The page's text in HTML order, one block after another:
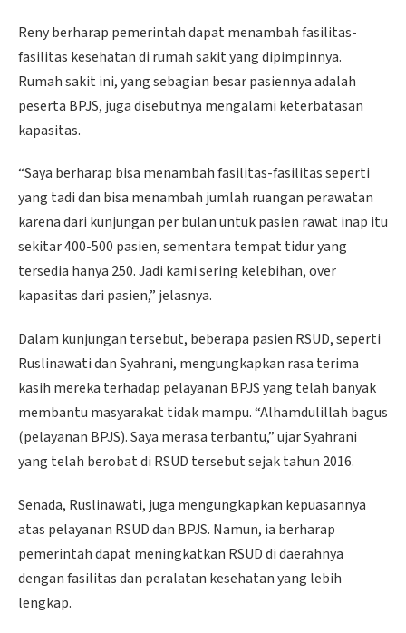
Reny berharap pemerintah dapat menambah fasilitas-
fasilitas kesehatan di rumah sakit yang dipimpinnya.
Rumah sakit ini, yang sebagian besar pasiennya adalah
peserta BPJS, juga disebutnya mengalami keterbatasan
kapasitas.
“Saya berharap bisa menambah fasilitas-fasilitas seperti
yang tadi dan bisa menambah jumlah ruangan perawatan
karena dari kunjungan per bulan untuk pasien rawat inap itu
sekitar 400-500 pasien, sementara tempat tidur yang
tersedia hanya 250. Jadi kami sering kelebihan, over
kapasitas dari pasien,” jelasnya.
Dalam kunjungan tersebut, beberapa pasien RSUD, seperti
Ruslinawati dan Syahrani, mengungkapkan rasa terima
kasih mereka terhadap pelayanan BPJS yang telah banyak
membantu masyarakat tidak mampu. “Alhamdulillah bagus
(pelayanan BPJS). Saya merasa terbantu,” ujar Syahrani
yang telah berobat di RSUD tersebut sejak tahun 2016.
Senada, Ruslinawati, juga mengungkapkan kepuasannya
atas pelayanan RSUD dan BPJS. Namun, ia berharap
pemerintah dapat meningkatkan RSUD di daerahnya
dengan fasilitas dan peralatan kesehatan yang lebih
lengkap.